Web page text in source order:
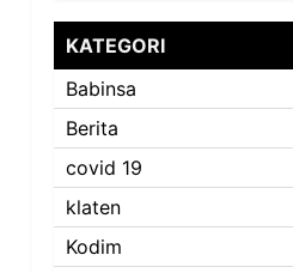
KATEGORI
Babinsa
Berita
covid 19
klaten
Kodim